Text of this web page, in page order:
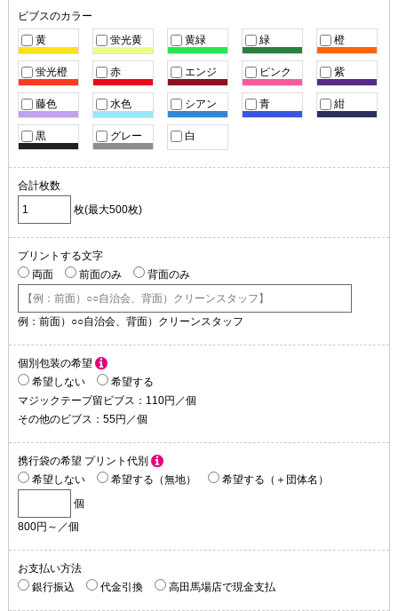
ビブスのカラー
黄
蛍光黄 黄緑 緑 橙
蛍光橙 赤 エンジ ピンク 紫
藤色 水色 シアン 青 紺
黒 グレー 白
合計枚数
枚(最大500枚)
プリントする文字
両面
前面のみ 背面のみ
例：前面）○○自治会、背面）クリーンスタッフ
個別包装の希望
希望しない
希望する
マジックテープ留ビブス：110円／個
その他のビブス：55円／個
携行袋の希望 プリント代別
希望しない
希望する（無地）
希望する（＋団体名）
個
800円～／個
お支払い方法
銀行振込
代金引換 高田馬場店で現金支払